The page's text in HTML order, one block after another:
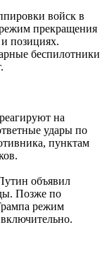
войск в
прекращения
и позициях.
беспилотники
на
удары по
пунктам
объявил
Позже по
режим